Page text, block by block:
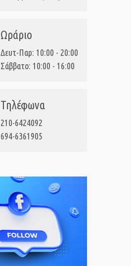
Ωράριο
Δευτ-Παρ: 10:00 - 20:00
Σάββατο: 10:00 - 16:00
Τηλέφωνα
210-6424092
694-6361905